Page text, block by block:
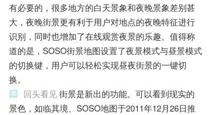
有必要的，很多地方的白天景象和夜晚景象差别甚
大，夜晚街景更有利于用户对地点的夜晚特征进行
识别，同时也增加了在线观赏夜景的乐趣。值得称
道的是，SOSO街景地图设置了夜景模式与昼景模式
的切换键，用户可以轻松实现昼夜街景的一键切
换。
回头看见街景是新出的功能。可以看到现实的
景色，如临其境、SOSO地图于2011年12月26日推